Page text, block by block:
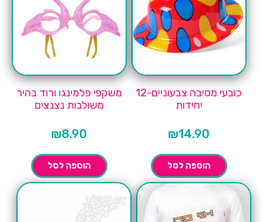
כובעי מסיבה צבעוניים-12
יחידות
₪14.90
הוספה לסל
משקפי פלמינגו ורוד בהיר
משולבות נצנצים
₪8.90
הוספה לסל